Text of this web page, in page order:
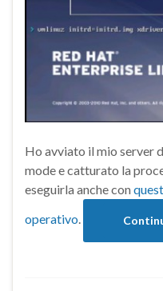
Ho avviato il mio server
mode e catturato la
eseguirla anche con
operativo